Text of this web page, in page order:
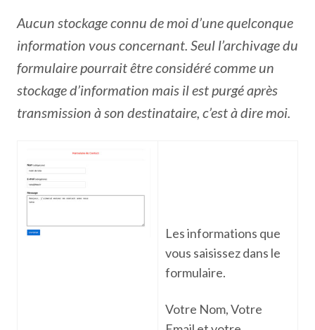
Aucun stockage connu de moi d’une quelconque
information vous concernant. Seul l’archivage du
formulaire pourrait être considéré comme un
stockage d’information mais il est purgé après
transmission à son destinataire, c’est à dire moi.
Les informations que
vous saisissez dans le
formulaire.
Votre Nom, Votre